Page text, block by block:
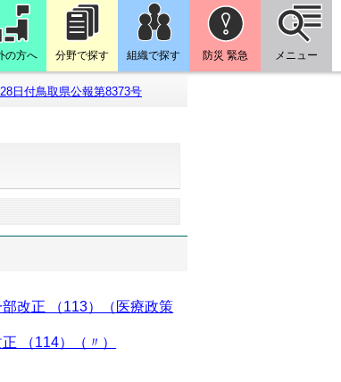
の方へ 分野で探す 組織で探す 防災 緊急 メニュー
日付鳥取県公報第8373号
改正 （113）（医療政策
（114）（〃）